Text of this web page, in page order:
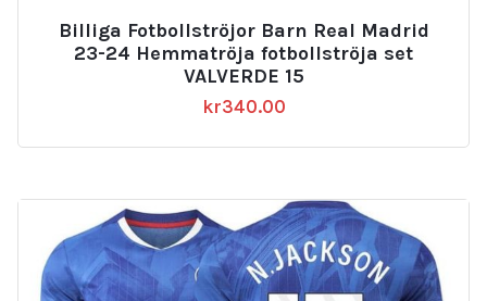
Billiga Fotbollströjor Barn Real Madrid
23-24 Hemmatröja fotbollströja set
VALVERDE 15
kr340.00